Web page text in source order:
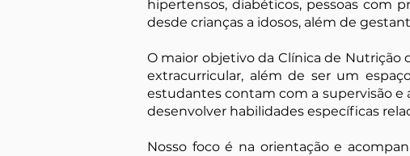
hipertensos, diabéticos, pessoas com
desde crianças a idosos, além de
O maior objetivo da Clínica de Nutrição
extracurricular, além de ser um
estudantes contam com a supervisão
desenvolver habilidades específicas
Nosso foco é na orientação e